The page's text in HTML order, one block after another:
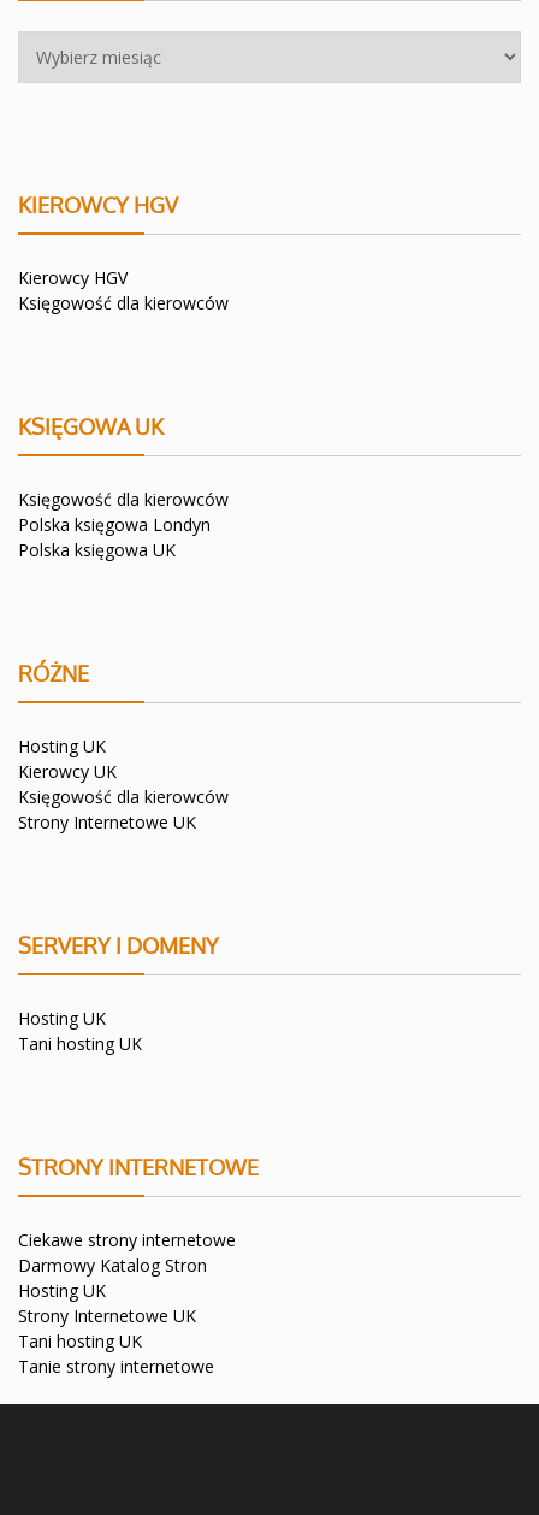
KIEROWCY HGV
Kierowcy HGV
Księgowość dla kierowców
KSIĘGOWA UK
Księgowość dla kierowców
Polska księgowa Londyn
Polska księgowa UK
RÓŻNE
Hosting UK
Kierowcy UK
Księgowość dla kierowców
Strony Internetowe UK
SERVERY I DOMENY
Hosting UK
Tani hosting UK
STRONY INTERNETOWE
Ciekawe strony internetowe
Darmowy Katalog Stron
Hosting UK
Strony Internetowe UK
Tani hosting UK
Tanie strony internetowe